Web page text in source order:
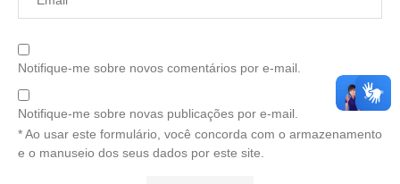
Notifique-me sobre novos comentários por e-mail.
Notifique-me sobre novas publicações por e-mail.
* Ao usar este formulário, você concorda com o armazenamento
e o manuseio dos seus dados por este site.